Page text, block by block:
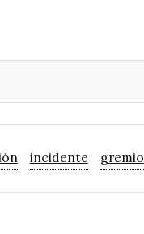
incidente gremio